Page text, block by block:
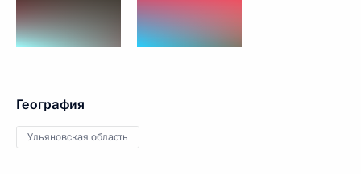
География
Ульяновская область